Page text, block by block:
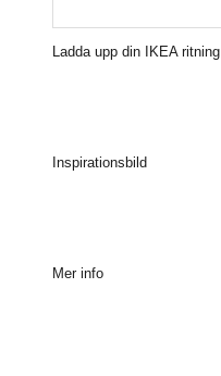
Ladda upp din IKEA ritning
Inspirationsbild
Mer info